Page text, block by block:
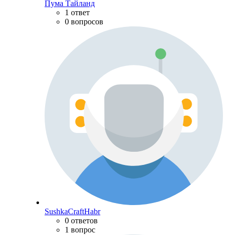
Пума Тайланд
1 ответ
0 вопросов
SushkaCraftHabr
0 ответов
1 вопрос